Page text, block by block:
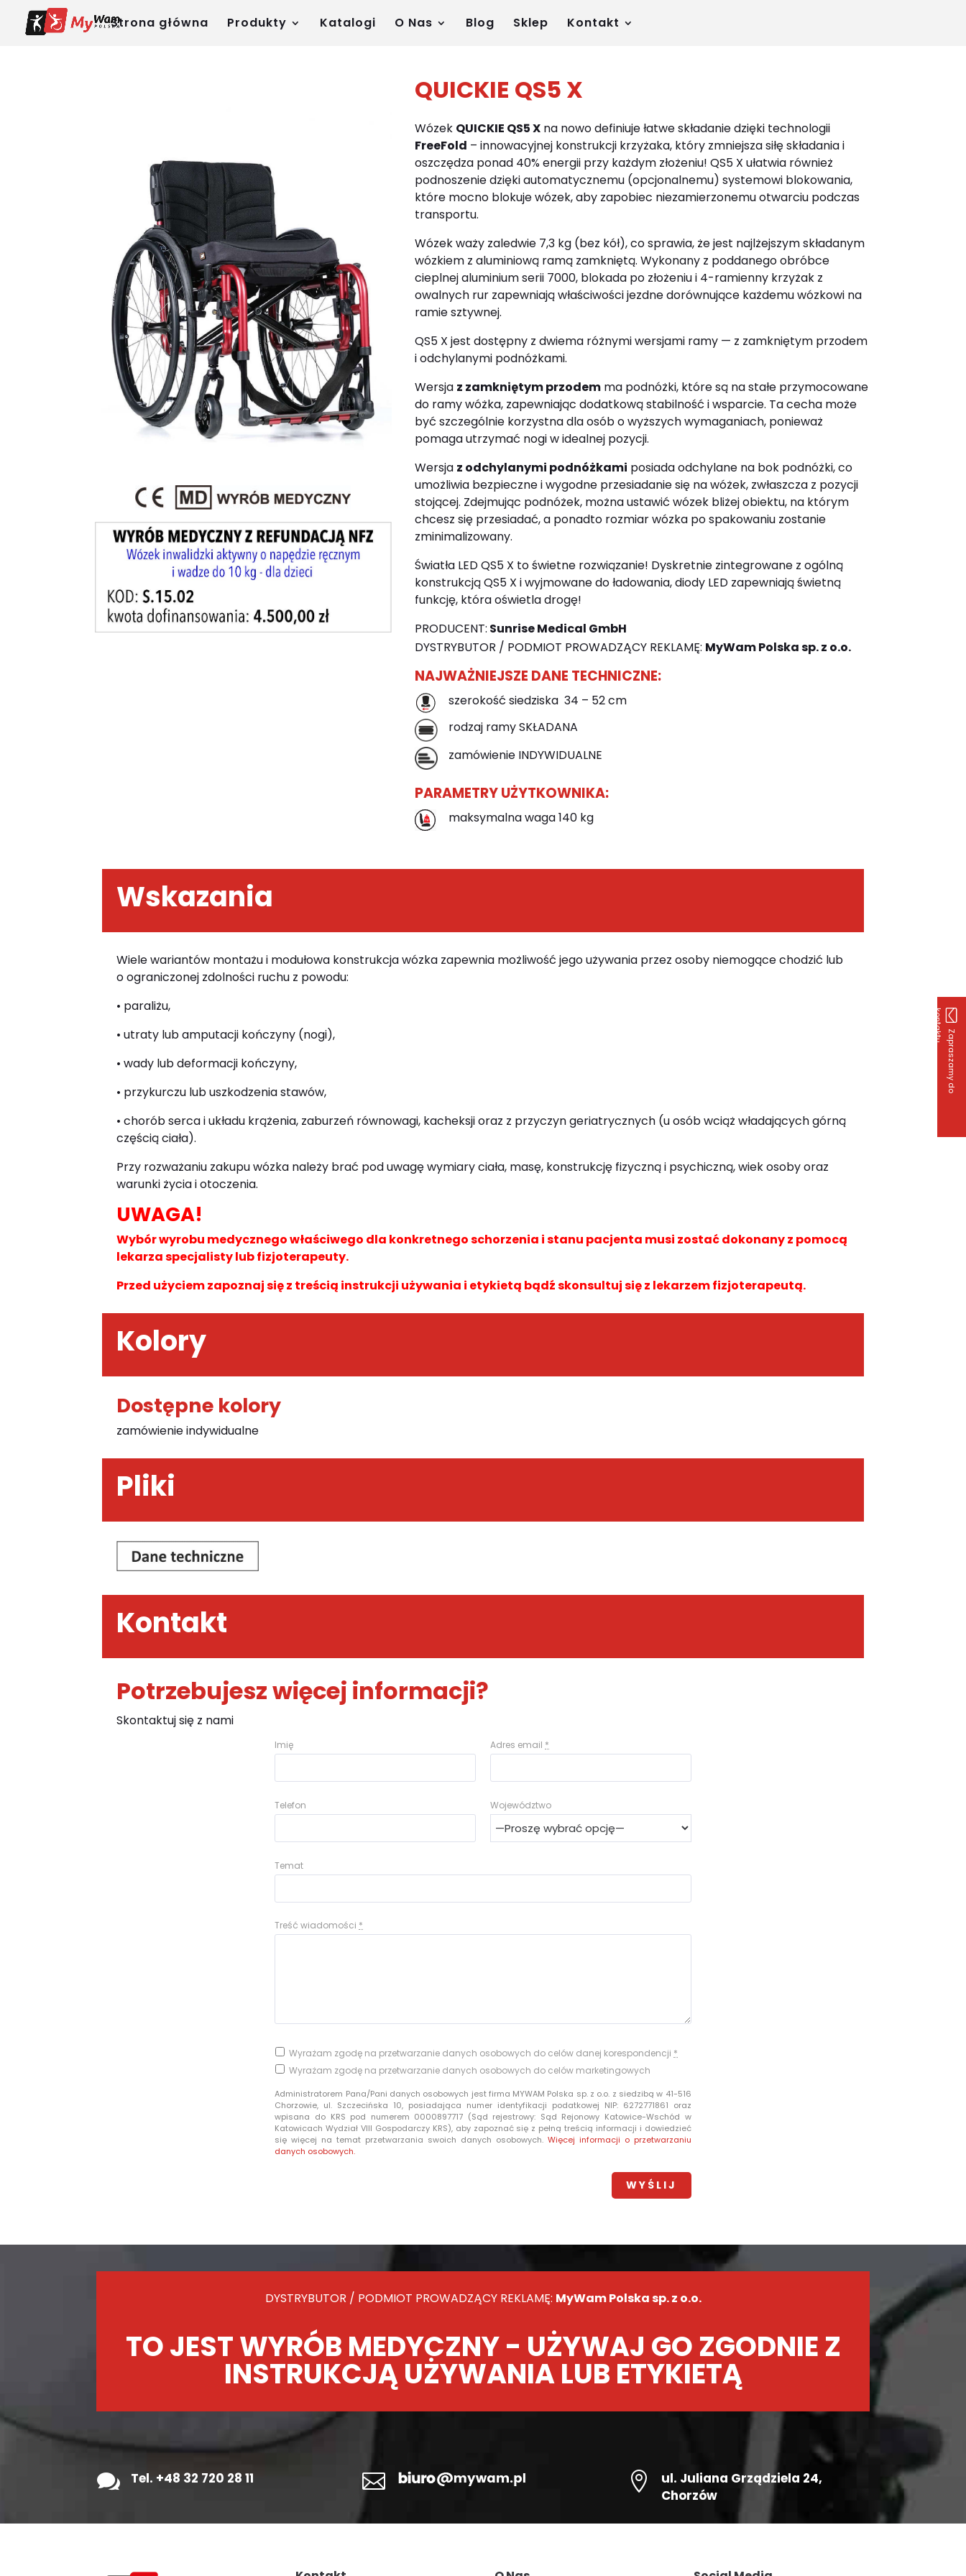
Z
a
p
r
a
s
z
a
m
y
d
o
k
o
n
t
a
k
t
u
Strona główna Produkty Katalogi O Nas Blog Sklep Kontakt
QUICKIE QS5 X
Wózek QUICKIE QS5 Xna nowo definiuje łatwe składanie dzięki technologii
FreeFold – innowacyjnej konstrukcji krzyżaka, który zmniejsza siłę składania i
oszczędza ponad 40% energii przy każdym złożeniu! QS5 X ułatwia również
podnoszenie dzięki automatycznemu (opcjonalnemu) systemowi blokowania,
które mocno blokuje wózek, aby zapobiec niezamierzonemu otwarciu podczas
transportu.
Wózek waży zaledwie 7,3 kg (bez kół), co sprawia, że jest najlżejszym składanym
wózkiem z aluminiową ramą zamkniętą. Wykonany z poddanego obróbce
cieplnej aluminium serii 7000, blokada po złożeniu i 4-ramienny krzyżak z
owalnych rur zapewniają właściwości jezdne dorównujące każdemu wózkowi na
ramie sztywnej.
QS5 X jest dostępny z dwiema różnymi wersjami ramy — z zamkniętym przodem
i odchylanymi podnóżkami.
Wersja z zamkniętym przodemma podnóżki, które są na stałe przymocowane
do ramy wóżka, zapewniając dodatkową stabilność i wsparcie. Ta cecha może
być szczególnie korzystna dla osób o wyższych wymaganiach, ponieważ
pomaga utrzymać nogi w idealnej pozycji.
Wersja z odchylanymi podnóżkami posiada odchylane na bok podnóżki, co
umożliwia bezpieczne i wygodne przesiadanie się na wóżek, zwłaszcza z pozycji
stojącej. Zdejmując podnóżek, można ustawić wózek bliżej obiektu, na którym
chcesz się przesiadać, a ponadto rozmiar wózka po spakowaniu zostanie
zminimalizowany.
Światła LED QS5 X to świetne rozwiązanie! Dyskretnie zintegrowane z ogólną
konstrukcją QS5 X i wyjmowane do ładowania, diody LED zapewniają świetną
funkcję, która oświetla drogę!
PRODUCENT: Sunrise Medical GmbH
DYSTRYBUTOR / PODMIOT PROWADZĄCY REKLAMĘ: MyWam Polska sp. z o.o.
NAJWAŻNIEJSZE DANE TECHNICZNE:
szerokość siedziska 34 – 52 cm
rodzaj ramy SKŁADANA
zamówienie INDYWIDUALNE
PARAMETRY UŻYTKOWNIKA:
maksymalna waga 140 kg
Wskazania
Wiele wariantów montażu i modułowa konstrukcja wózka zapewnia możliwość jego używania przez osoby niemogące chodzić lub
o ograniczonej zdolności ruchu z powodu:
• paraliżu,
• utraty lub amputacji kończyny (nogi),
• wady lub deformacji kończyny,
• przykurczu lub uszkodzenia stawów,
• chorób serca i układu krążenia, zaburzeń równowagi, kacheksji oraz z przyczyn geriatrycznych (u osób wciąż władających górną
częścią ciała).
Przy rozważaniu zakupu wózka należy brać pod uwagę wymiary ciała, masę, konstrukcję fizyczną i psychiczną, wiek osoby oraz
warunki życia i otoczenia.
UWAGA!
Wybór wyrobu medycznego właściwego dla konkretnego schorzenia i stanu pacjenta musi zostać dokonany z pomocą
lekarza specjalisty lub fizjoterapeuty.
Przed użyciem zapoznaj się z treścią instrukcji używania i etykietą bądź skonsultuj się z lekarzem fizjoterapeutą.
Kolory
Dostępne kolory
zamówienie indywidualne
Pliki
Kontakt
Potrzebujesz więcej informacji?
Skontaktuj się z nami
Imię Adres email *
Telefon Województwo
Temat
Treść wiadomości *
Wyrażam zgodę na przetwarzanie danych osobowych do celów danej korespondencji *
Wyrażam zgodę na przetwarzanie danych osobowych do celów marketingowych
Administratorem Pana/Pani danych osobowych jest firma MYWAM Polska sp. z o.o. z siedzibą w 41-516
Chorzowie, ul. Szczecińska 10, posiadająca numer identyfikacji podatkowej NIP: 6272771861 oraz
wpisana do KRS pod numerem 0000897717 (Sąd rejestrowy: Sąd Rejonowy Katowice-Wschód w
Katowicach Wydział VIII Gospodarczy KRS), aby zapoznać się z pełną treścią informacji i dowiedzieć
się więcej na temat przetwarzania swoich danych osobowych. Więcej informacji o przetwarzaniu
danych osobowych.
DYSTRYBUTOR / PODMIOT PROWADZĄCY REKLAMĘ: MyWam Polska sp. z o.o.
TO JEST WYRÓB MEDYCZNY - UŻYWAJ GO ZGODNIE Z
INSTRUKCJĄ UŻYWANIA LUB ETYKIETĄ
 Tel. +48 32 720 28 11   ul. Juliana Grządziela 24,
Chorzów